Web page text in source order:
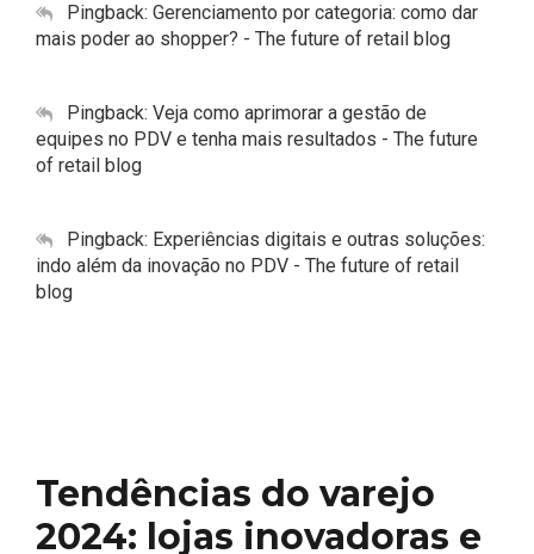
Pingback: Gerenciamento por categoria: como dar
mais poder ao shopper? - The future of retail blog
Pingback: Veja como aprimorar a gestão de
equipes no PDV e tenha mais resultados - The future
of retail blog
Pingback: Experiências digitais e outras soluções:
indo além da inovação no PDV - The future of retail
blog
Tendências do varejo
2024: lojas inovadoras e